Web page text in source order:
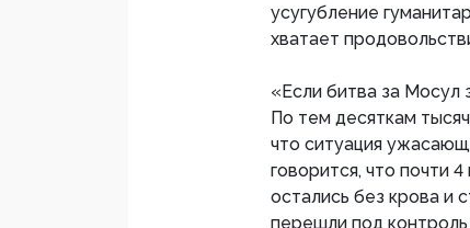
усугубление
хватает
«Если битва за Мосул
По тем десяткам
что ситуация
говорится, что почти
остались без крова и
перешли под